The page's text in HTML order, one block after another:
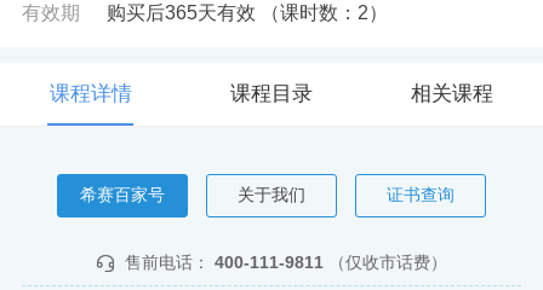
有效期
购买后365天有效 （课时数： 2）
课程详情 课程目录 相关课程
希赛百家号 关于我们 证书查询
售前电话： 400-111-9811 （仅收市话费）